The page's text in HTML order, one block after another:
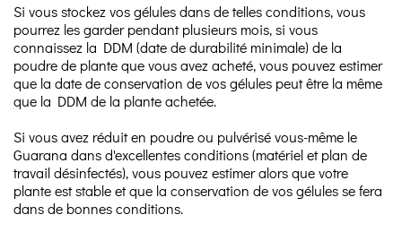
Si vous stockez vos gélules dans de telles conditions, vous
pourrez les garder pendant plusieurs mois, si vous
connaissez la DDM (date de durabilité minimale) de la
poudre de plante que vous avez acheté, vous pouvez estimer
que la date de conservation de vos gélules peut être la même
que la DDM de la plante achetée.
Si vous avez réduit en poudre ou pulvérisé vous-même le
Guarana dans d'excellentes conditions (matériel et plan de
travail désinfectés), vous pouvez estimer alors que votre
plante est stable et que la conservation de vos gélules se fera
dans de bonnes conditions.